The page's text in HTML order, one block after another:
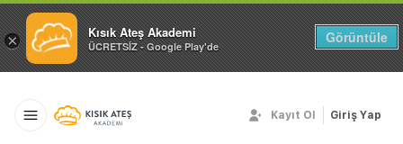
× Kısık Ateş Akademi
ÜCRETSİZ - Google Play'de
Görüntüle
Kayıt Ol Giriş Yap